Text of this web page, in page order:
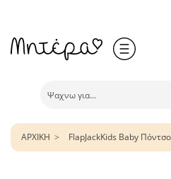
ΑΡΧΙΚΗ FlapJackKids Baby